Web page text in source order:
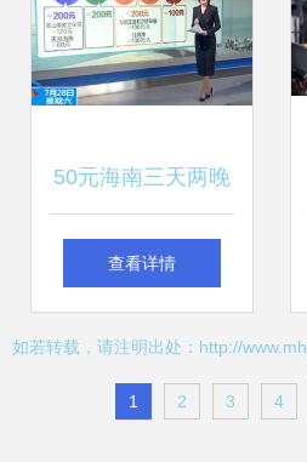
级
50元海南三天两晚
游 低价豪赌背后的
查看详情
如若转载，请注明出处：http://
1 2 3 4